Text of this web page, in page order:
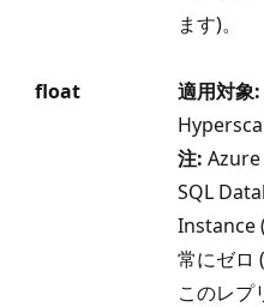
float
ます)。
適用対象:
注:
SQL
Instance
常にゼロ
このレプ